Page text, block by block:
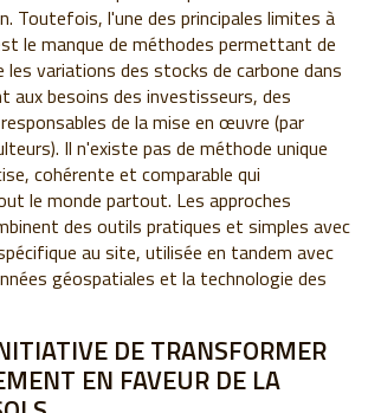
Toutefois, l'une des principales limites à
le manque de méthodes permettant de
les variations des stocks de carbone dans
aux besoins des investisseurs, des
de la mise en œuvre (par
Il n'existe pas de méthode unique
cohérente et comparable qui
le monde partout. Les approches
des outils pratiques et simples avec
au site, utilisée en tandem avec
géospatiales et la technologie des
DE TRANSFORMER
EN FAVEUR DE LA